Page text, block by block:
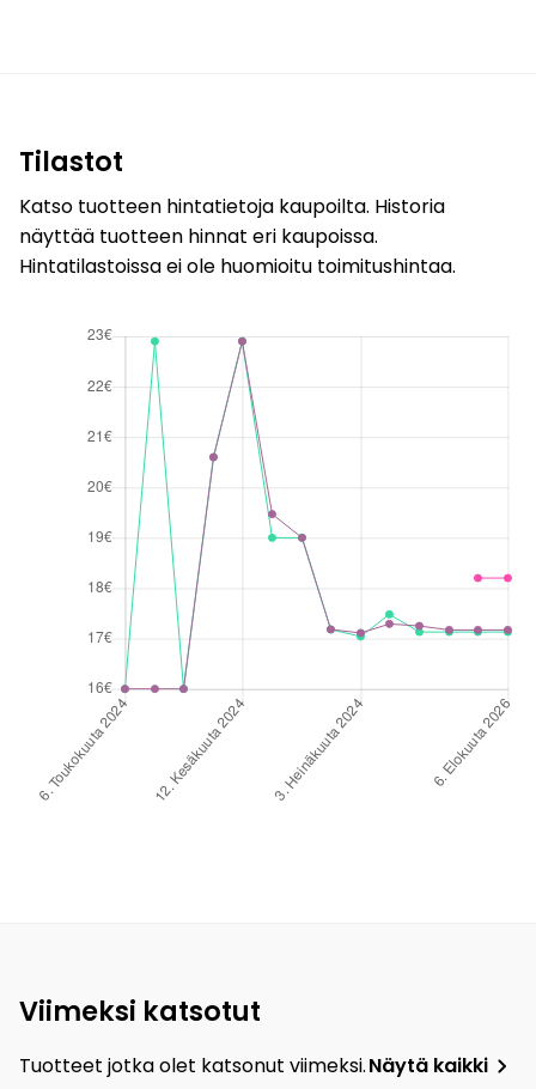
Tilastot
Katso tuotteen hintatietoja kaupoilta. Historia
näyttää tuotteen hinnat eri kaupoissa.
Hintatilastoissa ei ole huomioitu toimitushintaa.
Viimeksi katsotut
Tuotteet jotka olet katsonut viimeksi.Näytä kaikki